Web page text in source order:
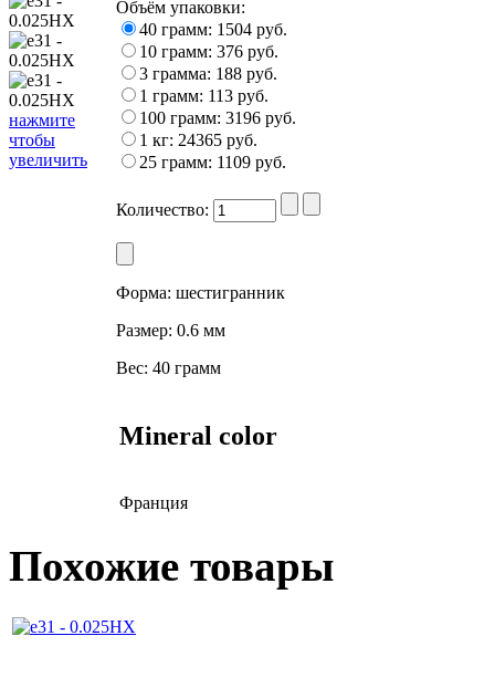
нажмите
чтобы
увеличить
Объём упаковки:
40 грамм: 1504 руб.
10 грамм: 376 руб.
3 грамма: 188 руб.
1 грамм: 113 руб.
100 грамм: 3196 руб.
1 кг: 24365 руб.
25 грамм: 1109 руб.
Количество:
Форма: шестигранник
Размер: 0.6 мм
Вес: 40 грамм
Mineral color
Франция
Похожие товары